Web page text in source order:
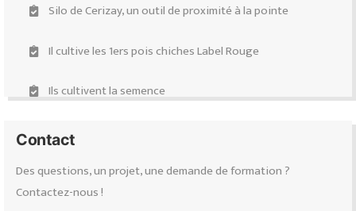
(Projectis)
Certification Haute Valeur Environnementale (HVE)
Silo de Cerizay, un outil de proximité à la pointe
Il cultive les 1ers pois chiches Label Rouge
Ils cultivent la semence
Ils ont fait le choix des volières
Répondre à la demande
Contact
Des questions, un projet, une demande de formation ?
Contactez-nous !